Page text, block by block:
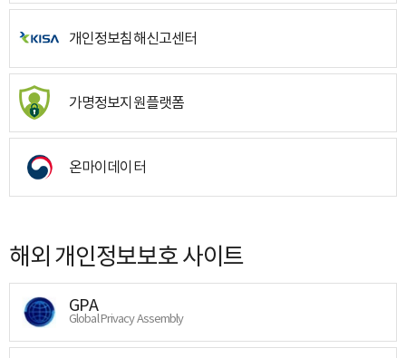
개인정보침해신고센터
가명정보지원플랫폼
온마이데이터
해외 개인정보보호 사이트
GPA
Global Privacy Assembly